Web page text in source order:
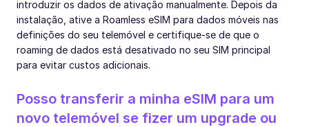
introduzir os dados de ativação manualmente. Depois da
instalação, ative a Roamless eSIM para dados móveis nas
definições do seu telemóvel e certifique-se de que o
roaming de dados está desativado no seu SIM principal
para evitar custos adicionais.
Posso transferir a minha eSIM para um
novo telemóvel se fizer um upgrade ou